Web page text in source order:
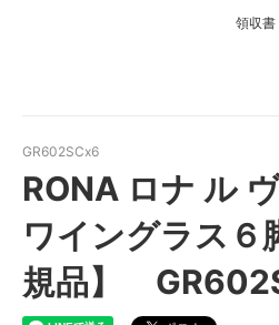
領収書
GR602SCx6
RONA ロナ ル
ワイングラス６
規品】